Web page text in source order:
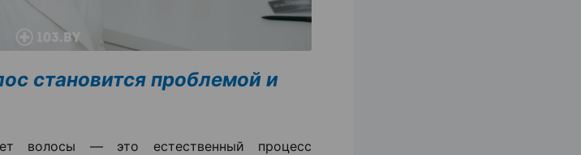
становится проблемой и
волосы — это естественный процесс